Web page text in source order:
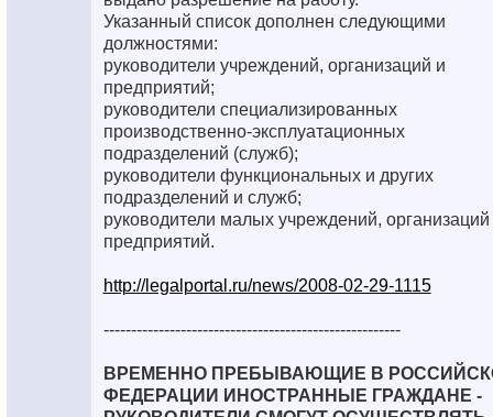
Указанный список дополнен следующими
должностями:
руководители учреждений, организаций и
предприятий;
руководители специализированных
производственно-эксплуатационных
подразделений (служб);
руководители функциональных и других
подразделений и служб;
руководители малых учреждений, организаций
предприятий.
http://legalportal.ru/news/2008-02-29-1115
------------------------------------------------------
ВРЕМЕННО ПРЕБЫВАЮЩИЕ В
ФЕДЕРАЦИИ ИНОСТРАННЫЕ ГРАЖДАНЕ -